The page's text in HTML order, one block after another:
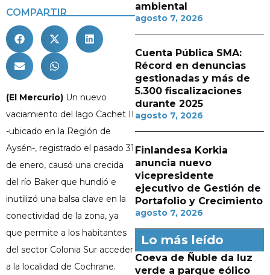
COMPARTIR
(El Mercurio) Un nuevo
vaciamiento del lago Cachet II
-ubicado en la Región de
Aysén-, registrado el pasado 31
de enero, causó una crecida
del río Baker que hundió e
inutilizó una balsa clave en la
conectividad de la zona, ya
que permite a los habitantes
del sector Colonia Sur acceder
a la localidad de Cochrane.
ambiental
agosto 7, 2026
Cuenta Pública SMA:
Récord en denuncias
gestionadas y más de
5.300 fiscalizaciones
durante 2025
agosto 7, 2026
Finlandesa Korkia
anuncia nuevo
vicepresidente
ejecutivo de Gestión de
Portafolio y Crecimiento
agosto 7, 2026
Lo más leído
Coeva de Ñuble da luz
verde a parque eólico